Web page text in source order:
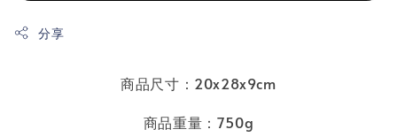
分享
商品尺寸：20x28x9cm
商品重量：750g